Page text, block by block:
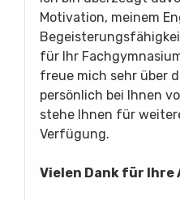
Motivation, meinem
für Ihr
freue mich sehr über
persönlich bei Ihnen
stehe Ihnen für
Verfügung.
Vielen Dank für